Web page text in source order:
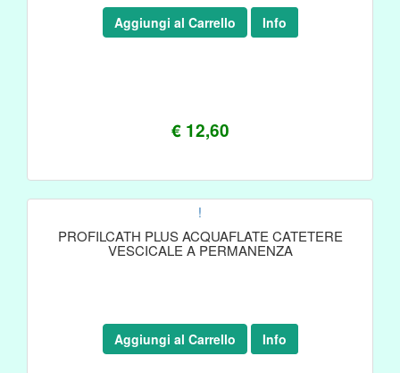
€ 12,60
Aggiungi al Carrello Info
!
PROFILCATH PLUS ACQUAFLATE CATETERE
VESCICALE A PERMANENZA
Aggiungi al Carrello Info